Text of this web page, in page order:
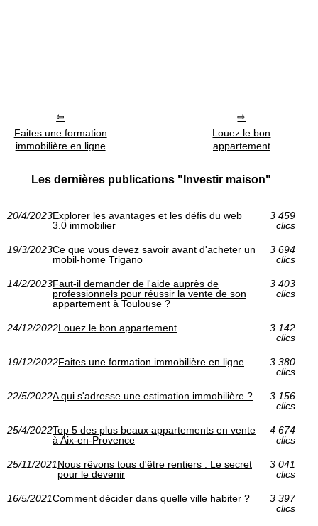
Faites une formation
immobilière en ligne
Louez le bon
appartement
Les dernières publications "Investir maison"
20/4/2023Explorer les avantages et les défis du web
3.0 immobilier
3 459
clics
19/3/2023Ce que vous devez savoir avant d'acheter un
mobil-home Trigano
3 694
clics
14/2/2023Faut-il demander de l'aide auprès de
professionnels pour réussir la vente de son
appartement à Toulouse ?
3 403
clics
24/12/2022Louez le bon appartement
3 142
clics
19/12/2022Faites une formation immobilière en ligne
3 380
clics
22/5/2022A qui s'adresse une estimation immobilière ?
3 156
clics
25/4/2022Top 5 des plus beaux appartements en vente
à Aix-en-Provence
4 674
clics
25/11/2021Nous rêvons tous d'être rentiers : Le secret
pour le devenir
3 041
clics
16/5/2021Comment décider dans quelle ville habiter ?
3 397
clics